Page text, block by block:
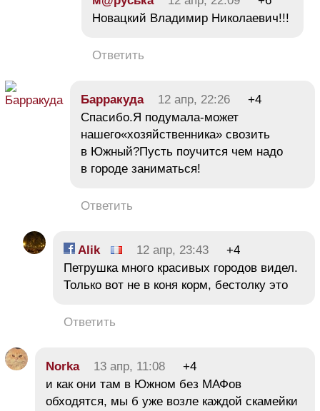
Новацкий Владимир Николаевич!!!
Ответить
Барракуда 12 апр, 22:26
+4
Спасибо.Я подумала-может
нашего«хозяйственника» свозить
в Южный?Пусть поучится чем надо
в городе заниматься!
Ответить
Alik 12 апр, 23:43
+4
Петрушка много красивых городов видел.
Только вот не в коня корм, бестолку это
Ответить
Norka 13 апр, 11:08
+4
и как они там в Южном без МАФов
обходятся, мы б уже возле каждой скамейки